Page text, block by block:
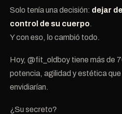
Solo tenía una decisión: dejar
control de su cuerpo.
Y con eso, lo cambió todo.
Hoy, @fit_oldboy tiene más de
potencia, agilidad y estética
envidiarían.
¿Su secreto?